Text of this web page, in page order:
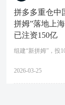
拼多多重仓中
拼姆”落地上
已注资150亿
组建“新拼姆”，投
2026-03-25